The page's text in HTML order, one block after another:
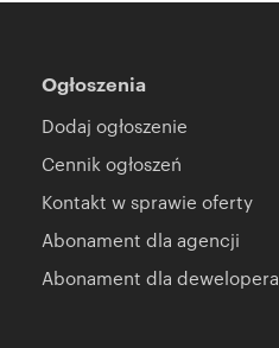
Ogłoszenia
Dodaj ogłoszenie
Cennik ogłoszeń
Kontakt w sprawie oferty
Abonament dla agencji
Abonament dla dewelopera